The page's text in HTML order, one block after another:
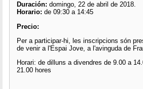
Duración: domingo, 22 de abril de 2018.
Horario: de 09:30 a 14:45
Precio:
Per a participar-hi, les inscripcions són
de venir a l'Espai Jove, a l'avinguda de
Horari: de dilluns a divendres de 9.00 a
21.00 hores